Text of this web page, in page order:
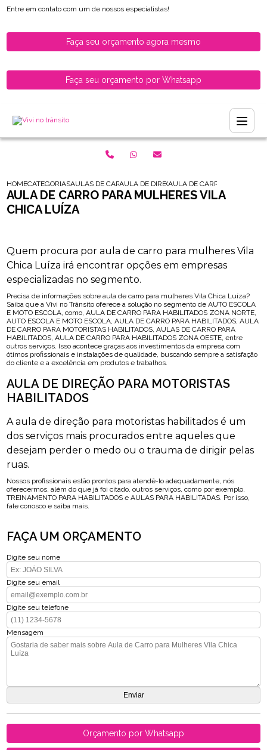
Entre em contato com um de nossos especialistas!
Faça seu orçamento agora mesmo
Faça seu orçamento por Whatsapp
HOMECATEGORIASAULAS DE CARRO PARA HABILITADOS
AULA DE DIRECAO DE CARRO PARA
AULA DE CARRO PARA
AULA DE CARRO PARA MULHERES VILA
CHICA LUÍZA
Quem procura por aula de carro para mulheres Vila
Chica Luíza irá encontrar opções em empresas
especializadas no segmento.
Precisa de informações sobre aula de carro para mulheres Vila Chica Luíza?
Saiba que a Vivi no Trânsito oferece a solução no segmento de AUTO ESCOLA
E MOTO ESCOLA, como, AULA DE CARRO PARA HABILITADOS ZONA NORTE,
AUTO ESCOLA E MOTO ESCOLA, AULA DE CARRO PARA HABILITADOS, AULA
DE CARRO PARA MOTORISTAS HABILITADOS, AULAS DE CARRO PARA
HABILITADOS, AULA DE CARRO PARA HABILITADOS ZONA OESTE, entre
outros serviços. Isso acontece graças aos investimentos da empresa com
ótimos profissionais e instalações de qualidade, buscando sempre a satisfação
do cliente e a excelência em produtos e trabalhos.
AULA DE DIREÇÃO PARA MOTORISTAS
HABILITADOS
A aula de direção para motoristas habilitados é um
dos serviços mais procurados entre aqueles que
desejam perder o medo ou o trauma de dirigir pelas
ruas.
Nossos profissionais estão prontos para atendê-lo adequadamente, nós
oferecermos, além do que já foi citado, outros serviços, como por exemplo,
TREINAMENTO PARA HABILITADOS e AULAS PARA HABILITADAS. Por isso,
fale conosco e saiba mais.
FAÇA UM ORÇAMENTO
Digite seu nome
Digite seu email
Digite seu telefone
Mensagem
Orçamento por Whatsapp